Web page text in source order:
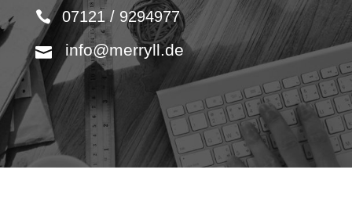
07121 / 9294977
info@merryll.de